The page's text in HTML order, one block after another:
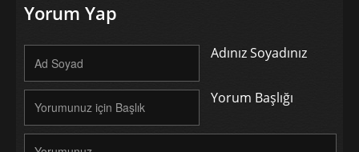
Yorum Yap
Adınız Soyadınız
Yorum Başlığı